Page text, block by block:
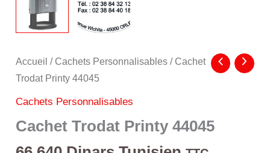
Accueil / Cachets Personnalisables / Cachet
Trodat Printy 44045
Cachets Personnalisables
Cachet Trodat Printy 44045